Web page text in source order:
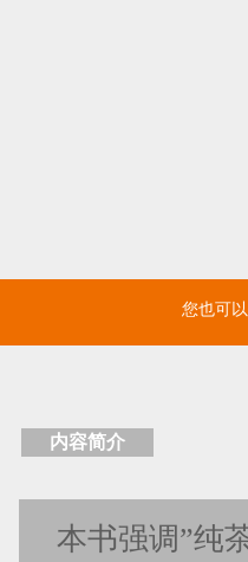
您也可
内容简介
本书强调”纯